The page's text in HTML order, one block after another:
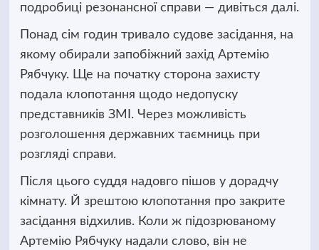
подробиці резонансної справи — дивіться далі.
Понад сім годин тривало судове засідання, на
якому обирали запобіжний захід Артемію
Рябчуку. Ще на початку сторона захисту
подала клопотання щодо недопуску
представників ЗМІ. Через можливість
розголошення державних таємниць при
розгляді справи.
Після цього суддя надовго пішов у дорадчу
кімнату. Й зрештою клопотання про закрите
засідання відхилив. Коли ж підозрюваному
Артемію Рябчуку надали слово, він не